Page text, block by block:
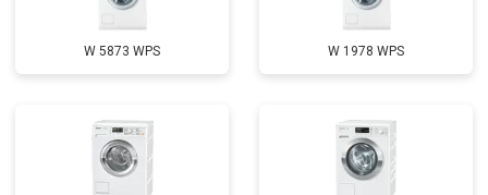
Замена приводного ремня от 2550 ₽ Заказать
W 5873 WPS W 1978 WPS